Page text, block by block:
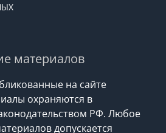
материалов
на сайте
охраняются в
РФ. Любое
допускается